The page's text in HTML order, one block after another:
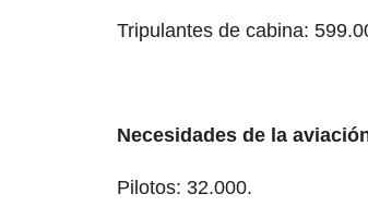
Tripulantes de cabina:
Necesidades de la
Pilotos: 32.000.